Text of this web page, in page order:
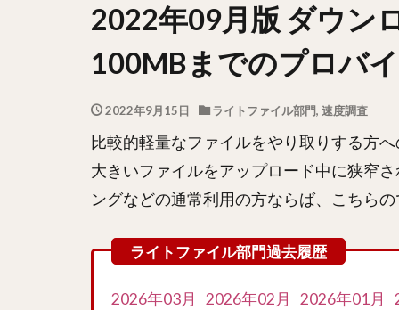
2022年09月版 ダウン
100MBまでのプロバ
2022年9月15日 ライトファイル部門, 速度調査
比較的軽量なファイルをやり取りする方
大きいファイルをアップロード中に狭窄
ングなどの通常利用の方ならば、こちら
2026年03月 2026年02月 2026年01月